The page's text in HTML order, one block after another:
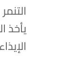
يأخذ